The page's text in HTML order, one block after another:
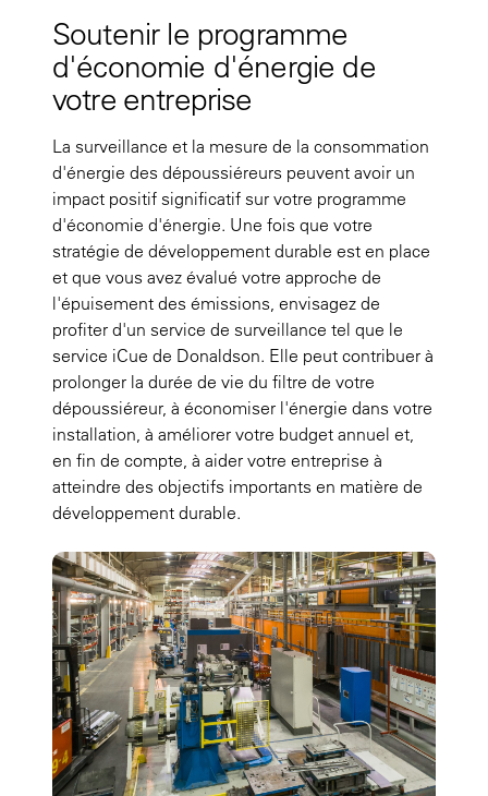
Soutenir le programme
d'économie d'énergie de
votre entreprise
La surveillance et la mesure de la consommation
d'énergie des dépoussiéreurs peuvent avoir un
impact positif significatif sur votre programme
d'économie d'énergie. Une fois que votre
stratégie de développement durable est en place
et que vous avez évalué votre approche de
l'épuisement des émissions, envisagez de
profiter d'un service de surveillance tel que le
service iCue de Donaldson. Elle peut contribuer à
prolonger la durée de vie du filtre de votre
dépoussiéreur, à économiser l'énergie dans votre
installation, à améliorer votre budget annuel et,
en fin de compte, à aider votre entreprise à
atteindre des objectifs importants en matière de
développement durable.